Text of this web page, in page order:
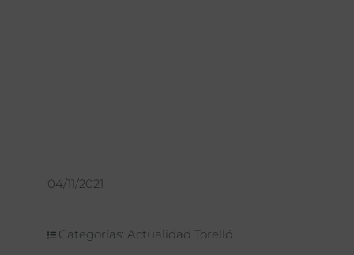
04/11/2021
Categorías: Actualidad Torelló